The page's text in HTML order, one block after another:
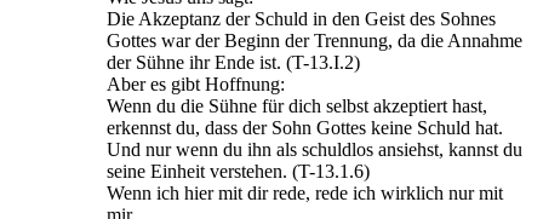
Die Akzeptanz der Schuld in den Geist des Sohnes
Gottes war der Beginn der Trennung, da die Annahme
der Sühne ihr Ende ist. (T-13.I.2)
Aber es gibt Hoffnung:
Wenn du die Sühne für dich selbst akzeptiert hast,
erkennst du, dass der Sohn Gottes keine Schuld hat.
Und nur wenn du ihn als schuldlos ansiehst, kannst du
seine Einheit verstehen. (T-13.1.6)
Wenn ich hier mit dir rede, rede ich wirklich nur mit
mir.